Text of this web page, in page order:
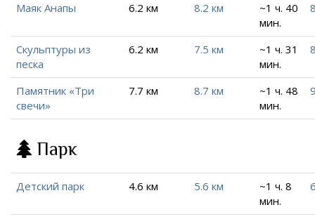
Маяк Анапы 6.2 км 8.2 км
~1 ч. 40
мин.
Скульптуры из
песка
6.2 км 7.5 км
~1 ч. 31
мин.
Памятник «Три
свечи»
7.7 км 8.7 км
~1 ч. 48
мин.
Парк
Детский парк 4.6 км 5.6 км
~1 ч. 8
мин.